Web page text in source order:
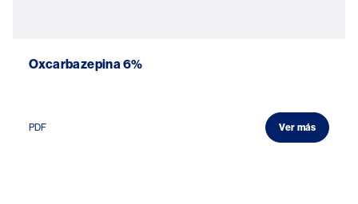
Oxcarbazepina 6%
PDF Ver más